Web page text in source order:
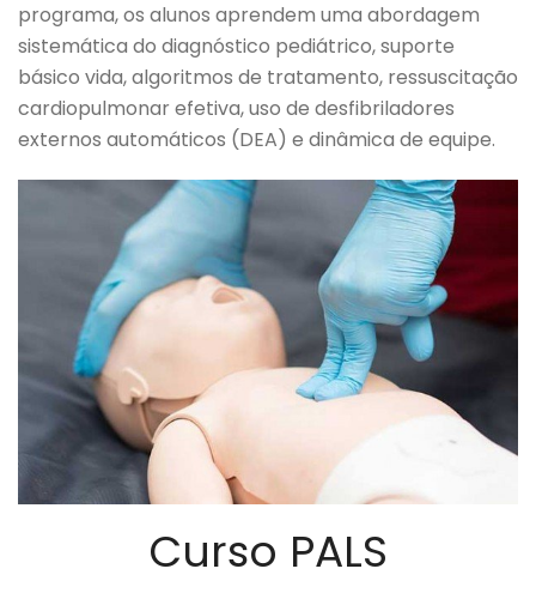
programa, os alunos aprendem uma abordagem
sistemática do diagnóstico pediátrico, suporte
básico vida, algoritmos de tratamento, ressuscitação
cardiopulmonar efetiva, uso de desfibriladores
externos automáticos (DEA) e dinâmica de equipe.
Curso PALS